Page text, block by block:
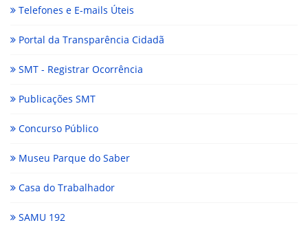
Telefones e E-mails Úteis
Portal da Transparência Cidadã
SMT - Registrar Ocorrência
Publicações SMT
Concurso Público
Museu Parque do Saber
Casa do Trabalhador
SAMU 192